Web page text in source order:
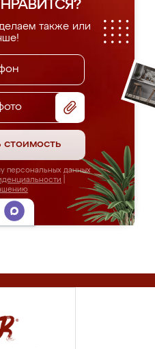
также или
стоимость
персональных данных